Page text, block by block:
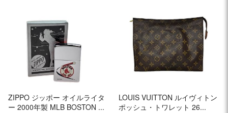
ZIPPO ジッポー オイルライタ
ー 2000年製 MLB BOSTON ...
LOUIS VUITTON ルイヴィトン
ポッシュ・トワレット 26...